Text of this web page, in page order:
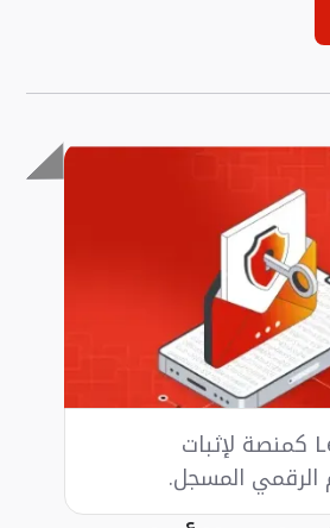
تم تصميم Letro كمنصة لإثبات
الرقمي المسجل.